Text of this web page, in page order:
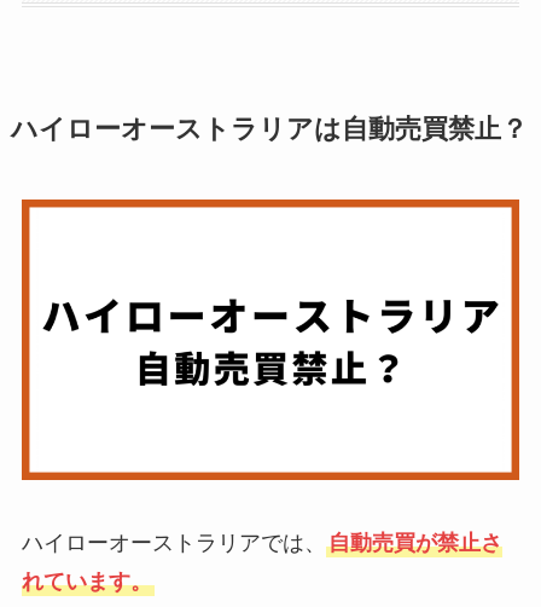
ハイローオーストラリアは自動売買禁止？
ハイローオーストラリアでは、 自動売買が禁止さ
れています。